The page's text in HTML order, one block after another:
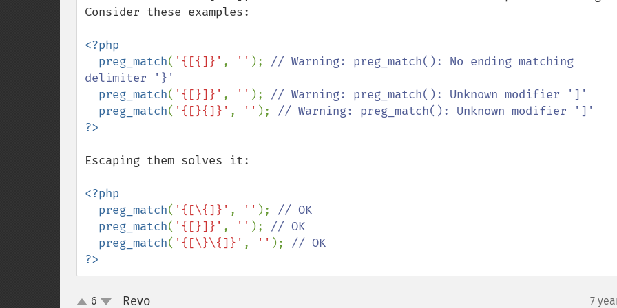
Consider these examples:
<?php
  preg_match
( '{[{]}' , '' ); // Warning: preg_match(): No ending matching
delimiter '}'
preg_match( '{[}]}' , '' ); // Warning: preg_match(): Unknown modifier ']'
preg_match( '{[}{]}' , '' );
Escaping them solves it:
<?php
  preg_match
( '{[\{]}' , '' ); // OK
preg_match( '{[}]}' , '' ); // OK
preg_match( '{[\}\{]}' , '' );
?>
6 Revo¶ 7